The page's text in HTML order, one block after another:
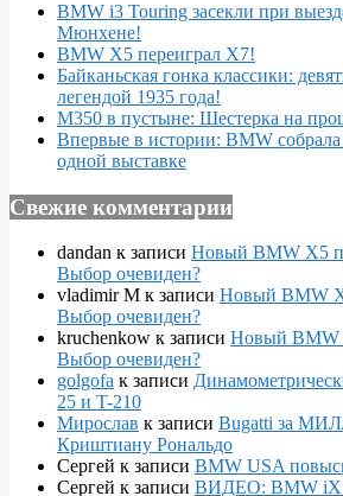
BMW i3 Touring засекли при
Мюнхене!
BMW X5 переиграл X7!
Байканьская гонка классики:
легендой 1935 года!
M350 в пустыне: Шестерка на
Впервые в истории: BMW собрала
одной выставке
Свежие комментарии
dandan к записи Новый BMW X5
Выбор очевиден?
vladimir M к записи Новый BMW
Выбор очевиден?
kruchenkow к записи Новый BMW
Выбор очевиден?
golgofa к записи
25 и T-210
Мирослав к записи Bugatti за
Криштиану Рональдо
Сергей к записи BMW USA
Сергей к записи ВИДЕО: BMW iX